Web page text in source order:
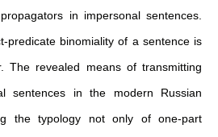
in impersonal sentences.
predicate binomiality of a sentence is
The revealed means of transmitting
sentences in the modern Russian
the typology not only of one-part